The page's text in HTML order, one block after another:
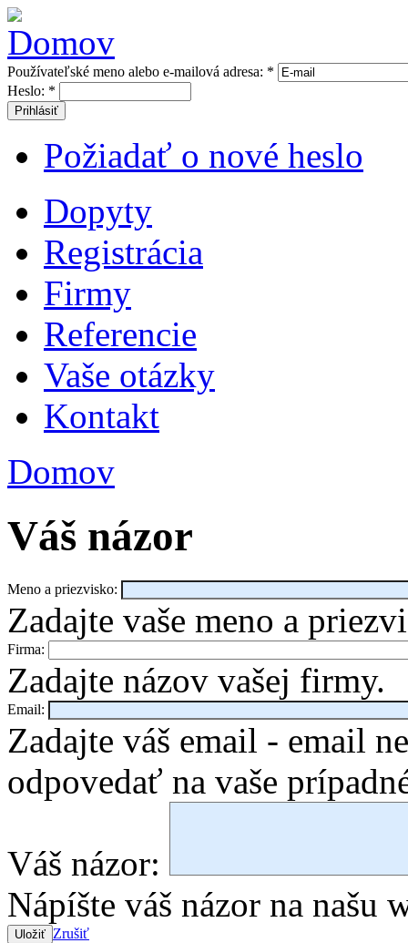
Používateľské meno alebo e-mailová adresa: *
Heslo: *
Prihlásiť
Požiadať o nové heslo
Dopyty
Registrácia
Firmy
Referencie
Vaše otázky
Kontakt
Domov
Váš názor
Meno a priezvisko:
Zadajte vaše meno a
Firma:
Zadajte názov vašej firmy.
Email:
Zadajte váš email - email
odpovedať na vaše
Váš názor:
Nápíšte váš názor na našu
Uložiť Zrušiť